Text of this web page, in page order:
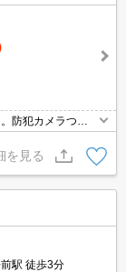
防犯カメラつい
を見る
駅 徒歩3分